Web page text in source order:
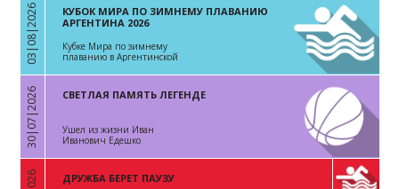
«
03|08|2026
КУБОК МИРА ПО ЗИМНЕМУ ПЛАВАНИЮ
АРГЕНТИНА 2026
Кубке Мира по зимнему
плаванию в Аргентинской
«
30|07|2026 СВЕТЛАЯ ПАМЯТЬ ЛЕГЕНДЕ
Ушел из жизни Иван
Иванович Едешко
ДРУЖБА БЕРЕТ ПАУЗУ